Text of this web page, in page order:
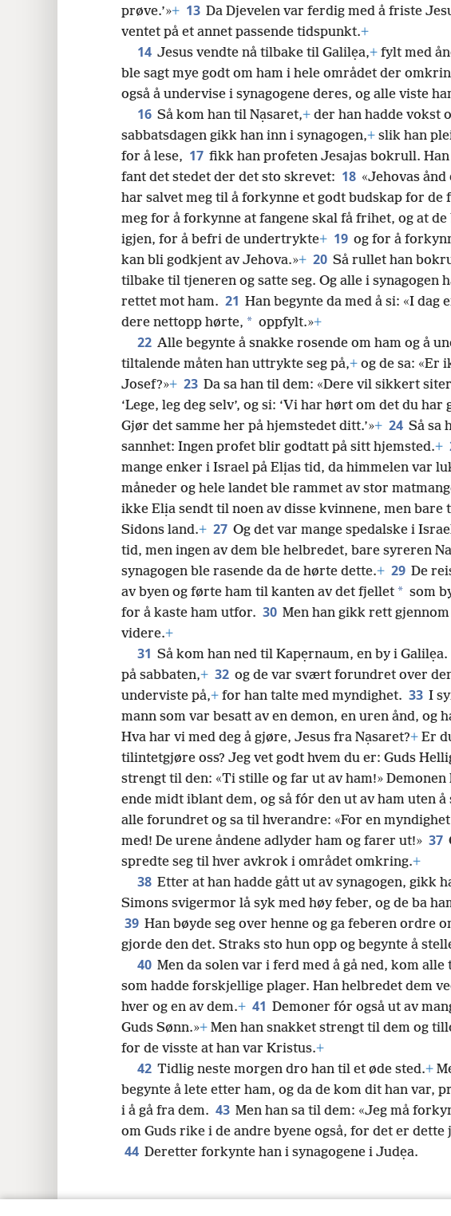
prøve.’»+ 13 Da Djevelen var ferdig med å friste
ventet på et annet passende tidspunkt.+
14 Jesus vendte nå tilbake til Galilẹa,+ fylt med
ble sagt mye godt om ham i hele området der
også å undervise i synagogene deres, og alle viste
16 Så kom han til Nạsaret,+ der han hadde vokst
sabbatsdagen gikk han inn i synagogen,+ slik han
for å lese, 17 fikk han profeten Jesajas bokrull.
fant det stedet der det sto skrevet: 18 «Jehovas
har salvet meg til å forkynne et godt budskap for de
meg for å forkynne at fangene skal få frihet, og at
igjen, for å befri de undertrykte+ 19 og for å
kan bli godkjent av Jehova.»+ 20 Så rullet han
tilbake til tjeneren og satte seg. Og alle i synagogen
rettet mot ham. 21 Han begynte da med å si: «I dag
dere nettopp hørte, * oppfylt.»+
22 Alle begynte å snakke rosende om ham og å
tiltalende måten han uttrykte seg på,+ og de sa: «Er
Josef?»+ 23 Da sa han til dem: «Dere vil sikkert
‘Lege, leg deg selv’, og si: ‘Vi har hørt om det du
Gjør det samme her på hjemstedet ditt.’»+ 24 Så sa
sannhet: Ingen profet blir godtatt på sitt hjemsted.+
mange enker i Israel på Elịas tid, da himmelen var
måneder og hele landet ble rammet av stor
ikke Elịa sendt til noen av disse kvinnene, men bare
Sidons land.+ 27 Og det var mange spedalske i
tid, men ingen av dem ble helbredet, bare syreren
synagogen ble rasende da de hørte dette.+ 29 De
av byen og førte ham til kanten av det fjellet * som
for å kaste ham utfor. 30 Men han gikk rett
videre.+
31 Så kom han ned til Kapẹrnaum, en by i
på sabbaten,+ 32 og de var svært forundret over
underviste på,+ for han talte med myndighet. 33 I
mann som var besatt av en demon, en uren ånd, og
Hva har vi med deg å gjøre, Jesus fra Nạsaret?+ Er
tilintetgjøre oss? Jeg vet godt hvem du er: Guds
strengt til den: «Ti stille og far ut av ham!» Demonen
ende midt iblant dem, og så fór den ut av ham uten å
alle forundret og sa til hverandre: «For en
med! De urene åndene adlyder ham og farer ut!» 37
spredte seg til hver avkrok i området omkring.+
38 Etter at han hadde gått ut av synagogen, gikk
Simons svigermor lå syk med høy feber, og de ba
39 Han bøyde seg over henne og ga feberen ordre
gjorde den det. Straks sto hun opp og begynte å
40 Men da solen var i ferd med å gå ned, kom alle
som hadde forskjellige plager. Han helbredet dem
hver og en av dem.+ 41 Demoner fór også ut av
Guds Sønn.»+ Men han snakket strengt til dem og
for de visste at han var Kristus.+
42 Tidlig neste morgen dro han til et øde sted.+
begynte å lete etter ham, og da de kom dit han var,
i å gå fra dem. 43 Men han sa til dem: «Jeg må
om Guds rike i de andre byene også, for det er dette
44 Deretter forkynte han i synagogene i Judẹa.